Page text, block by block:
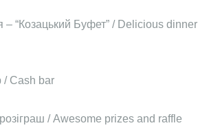
– “Козацький Буфет” / Delicious dinner
/ Cash bar
розіграш / Awesome prizes and raffle